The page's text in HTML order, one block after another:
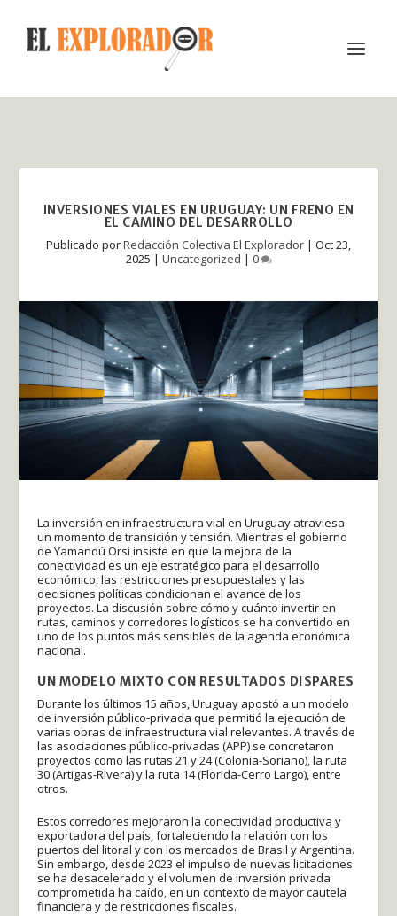
INVERSIONES VIALES EN URUGUAY: UN FRENO EN
EL CAMINO DEL DESARROLLO
Publicado porRedacción Colectiva El Explorador | Oct 23,
2025 | Uncategorized | 0
La inversión en infraestructura vial en Uruguay atraviesa
un momento de transición y tensión. Mientras el gobierno
de Yamandú Orsi insiste en que la mejora de la
conectividad es un eje estratégico para el desarrollo
económico, las restricciones presupuestales y las
decisiones políticas condicionan el avance de los
proyectos. La discusión sobre cómo y cuánto invertir en
rutas, caminos y corredores logísticos se ha convertido en
uno de los puntos más sensibles de la agenda económica
nacional.
UN MODELO MIXTO CON RESULTADOS DISPARES
Durante los últimos 15 años, Uruguay apostó a un modelo
de inversión público-privada que permitió la ejecución de
varias obras de infraestructura vial relevantes. A través de
las asociaciones público-privadas (APP) se concretaron
proyectos como las rutas 21 y 24 (Colonia-Soriano), la ruta
30 (Artigas-Rivera) y la ruta 14 (Florida-Cerro Largo), entre
otros.
Estos corredores mejoraron la conectividad productiva y
exportadora del país, fortaleciendo la relación con los
puertos del litoral y con los mercados de Brasil y Argentina.
Sin embargo, desde 2023 el impulso de nuevas licitaciones
se ha desacelerado y el volumen de inversión privada
comprometida ha caído, en un contexto de mayor cautela
financiera y de restricciones fiscales.